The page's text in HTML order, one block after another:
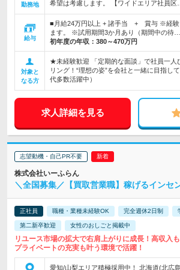
勤務地 希望は考慮します。 【ワイドエリア社員区…
給与
■月給24万円以上 + 諸手当 + 賞与 ※経験
ます。 ※試用期間3か月あり（期間中の待…
初年度の年収： 380～470万円
対象と
なる方
★未経験歓迎 「定期的な面談」で社員一人
リング！“理想の姿”を会社と一緒に目指し
代多数活躍中）
求人詳細を見る
志望動機・自己PR不要
株式会社いーふらん
＼全国募集／【買取営業職】稼げるインセ
正社員 職種・業種未経験OK 完全週休2日制
第二新卒歓迎 女性のおしごと掲載中
リユース市場の拡大で右肩上がりに成長！高収入
プライベートの充実も叶う環境で活躍！
愛知/山梨エリア積極採用中！ 北海道(北広